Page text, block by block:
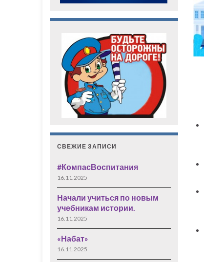
СВЕЖИЕ ЗАПИСИ
#КомпасВоспитания
16.11.2025
Начали учиться по новым
учебникам истории.
16.11.2025
«Набат»
16.11.2025